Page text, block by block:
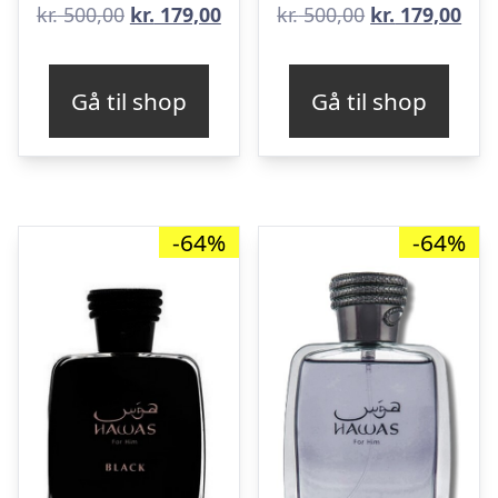
kr.500,00 Den
var:
kr. 500,00.
kr. 179,00Den
kr. 179,00.
Gå til shop
kr.500,00 Den
var:
kr. 500,00.
kr. 179,00Den
kr.
Gå til shop
-64% -64%